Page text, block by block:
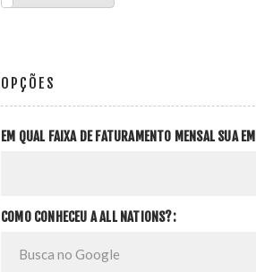
OPÇÕES
EM QUAL FAIXA DE FATURAMENTO MENSAL SUA
COMO CONHECEU A ALL NATIONS?: